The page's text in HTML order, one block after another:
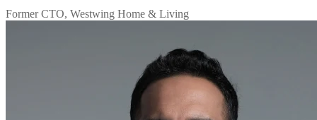
Former CTO, Westwing Home & Living